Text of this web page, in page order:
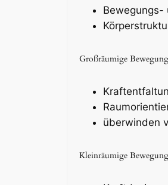
Bewegungs-
Großräumige
überwinden
Kleinräumige